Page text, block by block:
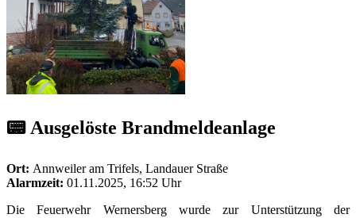
📟 Ausgelöste Brandmeldeanlage
Ort: Annweiler am Trifels, Landauer Straße
Alarmzeit: 01.11.2025, 16:52 Uhr
Die Feuerwehr Wernersberg wurde zur Unterstützung der